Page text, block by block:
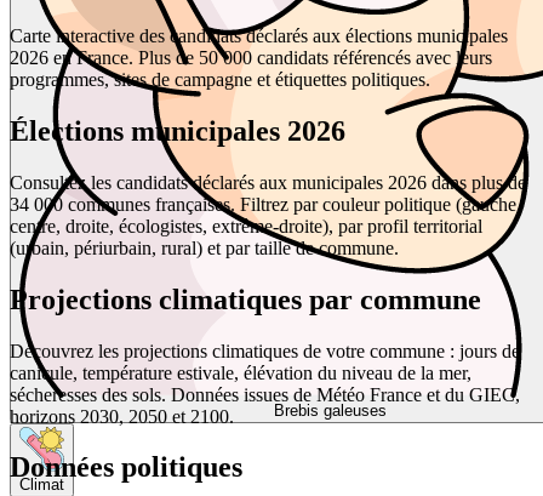
Brebis galeuses
Climat
Carte interactive des candidats déclarés aux élections municipales
2026 en France. Plus de 50 000 candidats référencés avec leurs
programmes, sites de campagne et étiquettes politiques.
Élections municipales 2026
Consultez les candidats déclarés aux municipales 2026 dans plus de
34 000 communes françaises. Filtrez par couleur politique (gauche,
centre, droite, écologistes, extrême-droite), par profil territorial
(urbain, périurbain, rural) et par taille de commune.
Projections climatiques par commune
Découvrez les projections climatiques de votre commune : jours de
canicule, température estivale, élévation du niveau de la mer,
sécheresses des sols. Données issues de Météo France et du GIEC,
horizons 2030, 2050 et 2100.
Données politiques